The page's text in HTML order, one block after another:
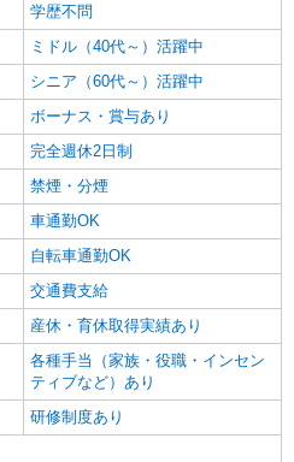
学歴不問
ミドル（40代～）活躍中
シニア（60代～）活躍中
ボーナス・賞与あり
完全週休2日制
禁煙・分煙
車通勤OK
自転車通勤OK
交通費支給
産休・育休取得実績あり
各種手当（家族・役職・インセン
ティブなど）あり
研修制度あり